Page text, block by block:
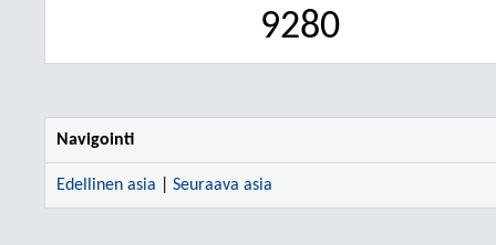
9280
Navigointi
Edellinen asia Seuraava asia